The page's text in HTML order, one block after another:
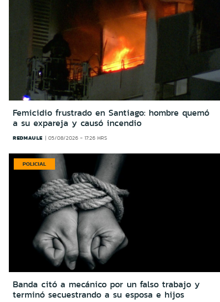
Femicidio frustrado en Santiago: hombre quemó
a su expareja y causó incendio
REDMAULE 05/08/2026 - 17:26 HRS
POLICIAL
Banda citó a mecánico por un falso trabajo y
terminó secuestrando a su esposa e hijos